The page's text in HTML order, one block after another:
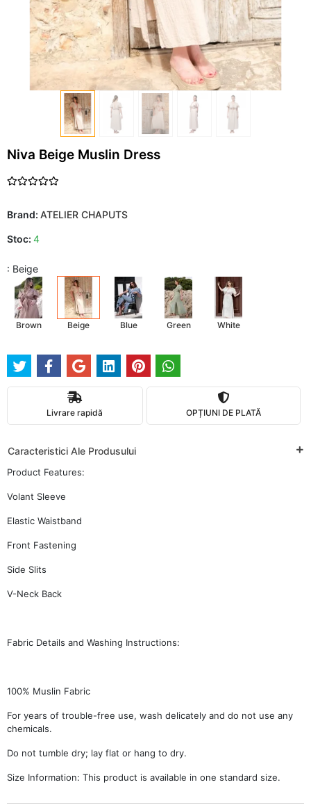
Niva Beige Muslin Dress
Brand: ATELIER CHAPUTS
Stoc: 4
: Beige
Brown Beige Blue Green White
Livrare rapidă OPȚIUNI DE PLATĂ
Caracteristici Ale Produsului
Product Features:
Volant Sleeve
Elastic Waistband
Front Fastening
Side Slits
V-Neck Back
Fabric Details and Washing Instructions:
100% Muslin Fabric
For years of trouble-free use, wash delicately and do not use any
chemicals.
Do not tumble dry; lay flat or hang to dry.
Size Information: This product is available in one standard size.